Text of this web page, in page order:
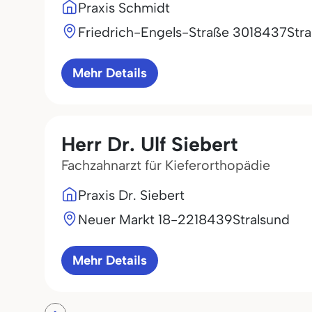
Praxis Schmidt
Friedrich-Engels-Straße 3018437
Mehr Details
Herr Dr. Ulf Siebert
Fachzahnarzt für Kieferorthopädie
Praxis Dr. Siebert
Neuer Markt 18-2218439Stralsund
Mehr Details